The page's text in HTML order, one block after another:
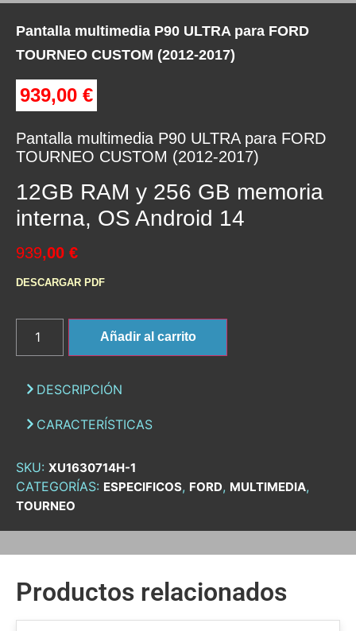
Pantalla multimedia P90 ULTRA para FORD
TOURNEO CUSTOM (2012-2017)
939,00 €
Pantalla multimedia P90 ULTRA para FORD
TOURNEO CUSTOM (2012-2017)
12GB RAM y 256 GB memoria
interna, OS Android 14
939,00 €
DESCARGAR PDF
Añadir al carrito
DESCRIPCIÓN
CARACTERÍSTICAS
SKU: XU1630714H-1
CATEGORÍAS: ESPECIFICOS, FORD, MULTIMEDIA,
TOURNEO
Productos relacionados